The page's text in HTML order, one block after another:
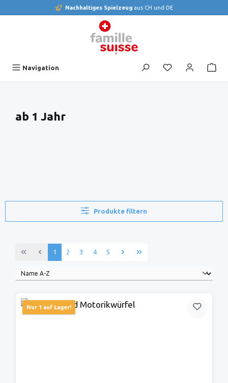
Nachhaltiges Spielzeug aus CH und DE
Navigation Du hast 0
ab 1 Jahr
Produkte filtern
Seite
1 Seite
2 Seite
3 Seite
4 Seite
5
Nur 1 auf Lager!